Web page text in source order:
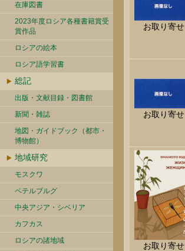
在庫図書
2023年度ロシア各種書籍賞受
賞作品
ロシアの絵本
ロシア語学習書
総記
出版・文献目録・図書館
新聞・雑誌
地図・ガイドブック（都市・
博物館）
地域研究
モスクワ
ペテルブルグ
中央アジア・シベリア
カフカス
ロシアの諸地域
お取り寄せ
お取り寄せ
お取り寄せ